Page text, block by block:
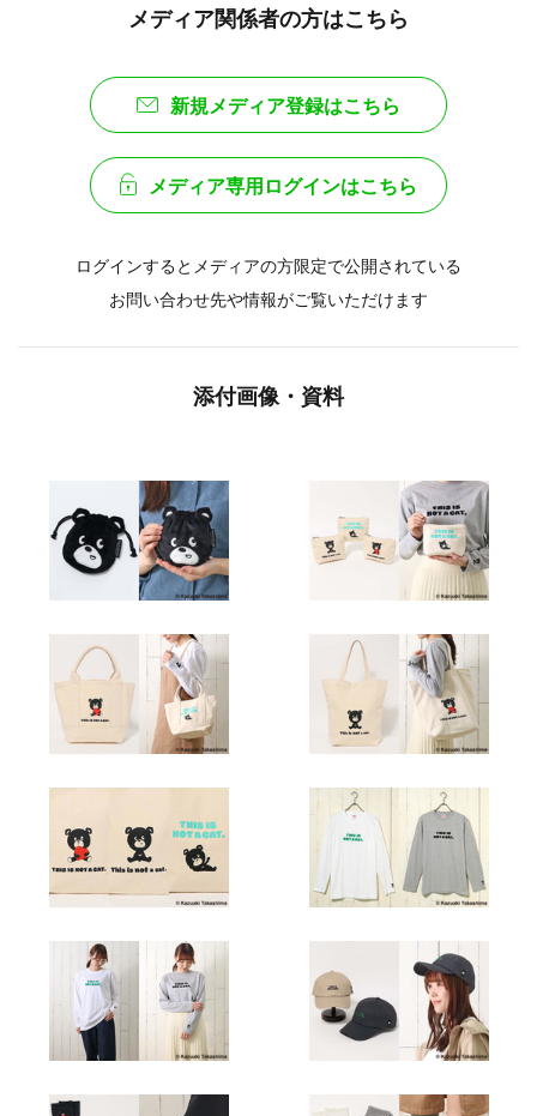
メディア関係者の方はこちら
新規メディア登録はこちら
メディア専用ログインはこちら
ログインするとメディアの方限定で公開されている
お問い合わせ先や情報がご覧いただけます
添付画像・資料